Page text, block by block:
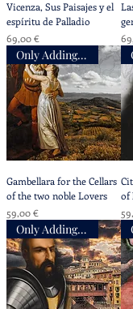
Vicenza, Sus Paisajes y el
espíritu de Palladio
Precio
69,00 €
Only Adding Accompaniment
Gambellara for the Cellars
of the two noble Lovers
Precio
59,00 €
of
Only Adding Accompaniment